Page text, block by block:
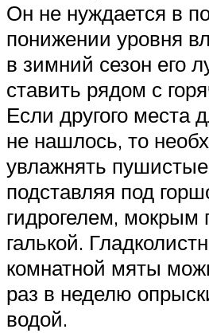
Он не нуждается в
понижении уровня
в зимний сезон его
ставить рядом с
Если другого места
не нашлось, то
увлажнять
подставляя под
гидрогелем, мокрым
галькой.
комнатной мяты
раз в неделю
водой.